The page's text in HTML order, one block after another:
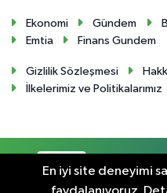
Ekonomi Gündem
Emtia
Finans Gundem
Gizlilik Sözleşmesi
İlkelerimiz ve Politikalarımız
En iyi site deneyimi